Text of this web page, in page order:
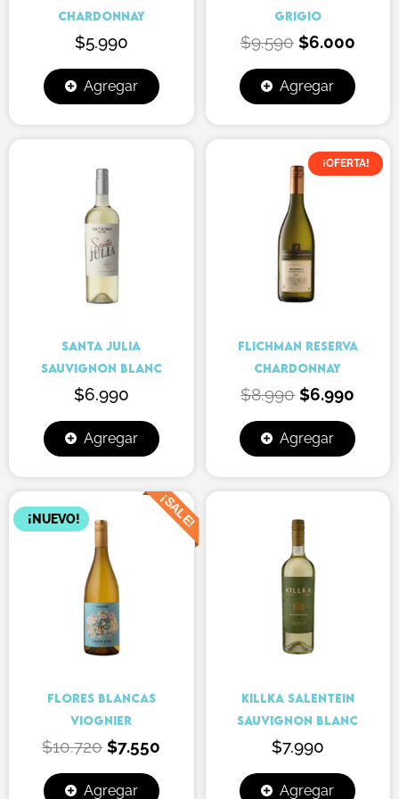
CHARDONNAY
$5.990
Agregar
GRIGIO
$9.590 $6.000
Agregar
SANTA JULIA
SAUVIGNON BLANC
$6.990
Agregar
¡OFERTA!
FLICHMAN RESERVA
CHARDONNAY
$8.990
El
precio
original
era:
$8.990.
$6.990
El
Agregar
¡SALE!
¡NUEVO!
FLORES BLANCAS
VIOGNIER
$10.720
precio
original
era:
$10.720.
$7.550
El
precio
actual
Agregar
KILLKA SALENTEIN
SAUVIGNON BLANC
$7.990
Agregar